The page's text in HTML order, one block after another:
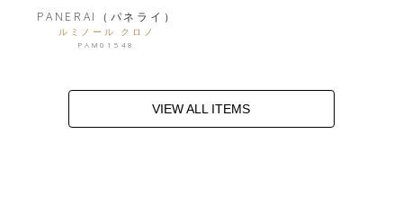
PANERAI（パネライ）
ルミノール クロノ
PAM01548
VIEW ALL ITEMS